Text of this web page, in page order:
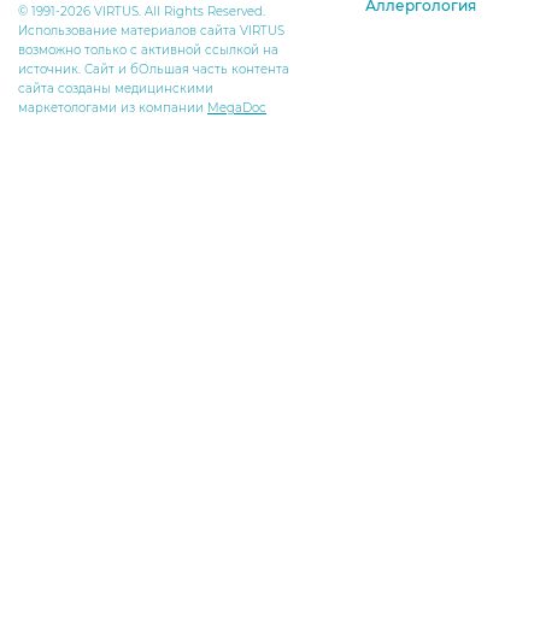
© 1991-2026 VIRTUS. All Rights Reserved.
Использование материалов сайта VIRTUS
возможно только с активной ссылкой на
источник. Сайт и бОльшая часть контента
сайта созданы медицинскими
маркетологами из компании MegaDoc
Аллергология